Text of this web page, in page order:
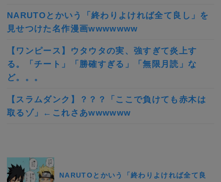
NARUTOとかいう「終わりよければ全て良し」を
見せつけた名作漫画wwwwwww
【ワンピース】ウタウタの実、強すぎて炎上す
る。「チート」「勝確すぎる」「無限月読」な
ど。。。
【スラムダンク】？？？「ここで負けても赤木は
取るゾ」←これさあwwwwww
NARUTOとかいう「終わりよければ全て良